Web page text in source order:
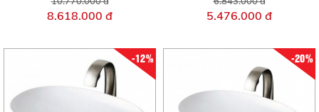
8.618.000 đ 5.476.000 đ
-12% -20%